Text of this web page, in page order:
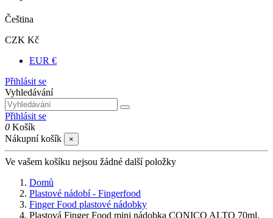
Čeština
CZK Kč
EUR €
Přihlásit se
Vyhledávání
Přihlásit se
0 Košík
Nákupní košík
×
Ve vašem košíku nejsou žádné další položky
Domů
Plastové nádobí - Fingerfood
Finger Food plastové nádobky
Plastová Finger Food mini nádobka CONICO ALTO 70ml,